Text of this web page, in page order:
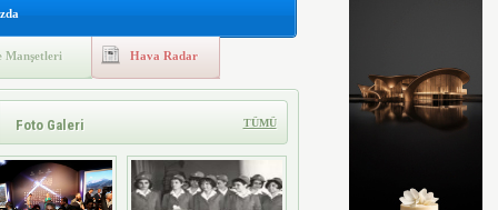
Manşetleri Hava Radar
Foto Galeri TÜMÜ